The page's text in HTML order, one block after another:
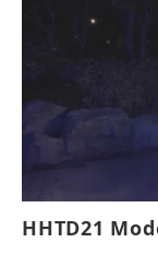
HHTD21